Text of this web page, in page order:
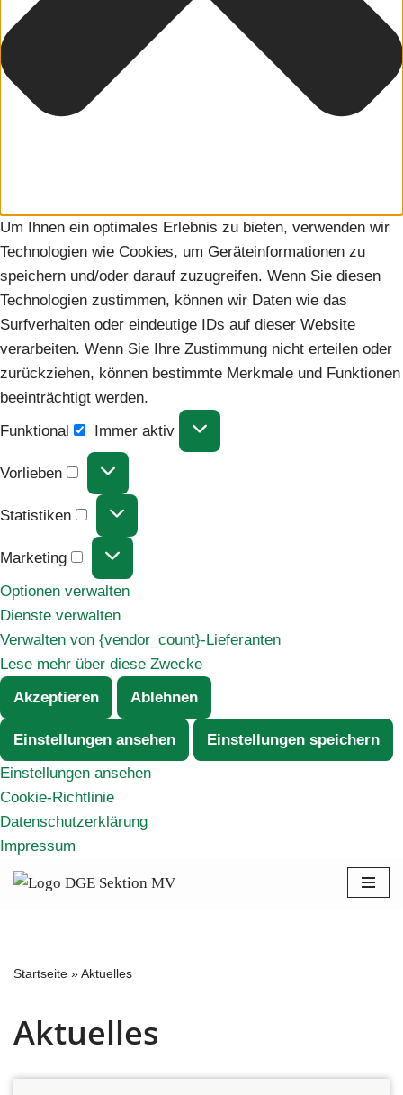
Um Ihnen ein optimales Erlebnis zu bieten, verwenden wir
Technologien wie Cookies, um Geräteinformationen zu
speichern und/oder darauf zuzugreifen. Wenn Sie diesen
Technologien zustimmen, können wir Daten wie das
Surfverhalten oder eindeutige IDs auf dieser Website
verarbeiten. Wenn Sie Ihre Zustimmung nicht erteilen oder
zurückziehen, können bestimmte Merkmale und Funktionen
beeinträchtigt werden.
Funktional
Immer aktiv
Vorlieben
Statistiken
Marketing
Optionen verwalten
Dienste verwalten
Verwalten von {vendor_count}-Lieferanten
Lese mehr über diese Zwecke
Akzeptieren
Ablehnen
Einstellungen ansehen
Einstellungen speichern
Einstellungen ansehen
Cookie-Richtlinie
Datenschutzerklärung
Impressum
Startseite »Aktuelles
Aktuelles